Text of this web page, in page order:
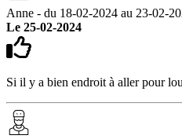
Anne - du 18-02-2024 au 23-02-
Le 25-02-2024
Si il y a bien endroit à aller pour